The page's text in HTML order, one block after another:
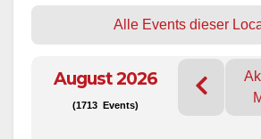
Alle Events dieser
August 2026
(1713 Events)